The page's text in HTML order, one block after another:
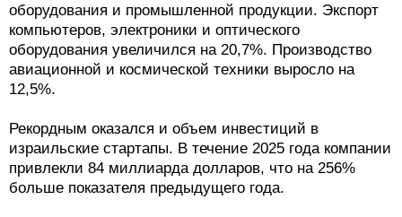
оборудования и промышленной продукции. Экспорт
компьютеров, электроники и оптического
оборудования увеличился на 20,7%. Производство
авиационной и космической техники выросло на
12,5%.
Рекордным оказался и объем инвестиций в
израильские стартапы. В течение 2025 года компании
привлекли 84 миллиарда долларов, что на 256%
больше показателя предыдущего года.